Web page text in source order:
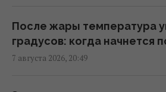
20:18 пятница, 07 августа 2026
Сенат США одобрил
После жары температура
градусов: когда начнется
7 августа 2026, 20:49